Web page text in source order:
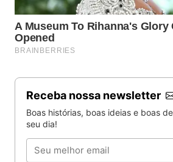
Receba nossa newsletter
Boas histórias, boas ideias e boas
seu dia!
Email